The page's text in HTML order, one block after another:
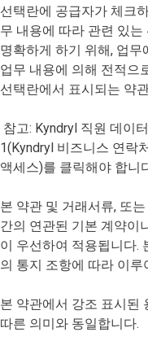
선택란에 공급자가 체크
무 내용에 따라 관련 있
명확하게 하기 위해, 업
업무 내용에 의해 전적으
선택란에서 표시되는 약
참고: Kyndryl 직원 데이
1(Kyndryl 비즈니스 연락
액세스)를 클릭해야 합니
본 약관 및 거래서류, 또
간의 연관된 기본 계약이
이 우선하여 적용됩니다.
의 통지 조항에 따라 이루
본 약관에서 강조 표시된
따른 의미와 동일합니다.